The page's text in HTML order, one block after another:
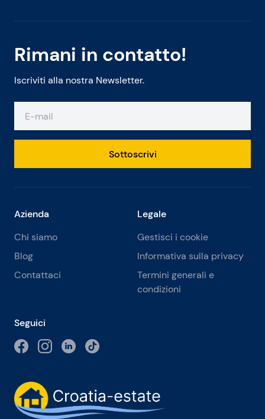
Rimani in contatto!
Iscriviti alla nostra Newsletter.
Sottoscrivi
Azienda
Chi siamo
Blog
Contattaci
Legale
Gestisci i cookie
Informativa sulla privacy
Termini generali e
condizioni
Seguici